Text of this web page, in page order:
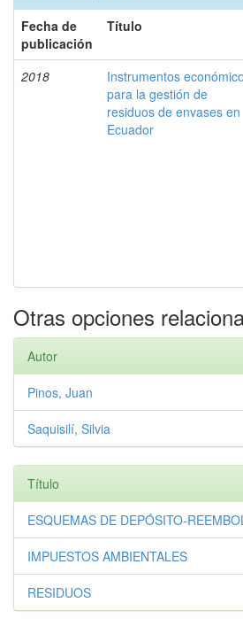
Fecha de
publicación
Título
2018
Instrumentos
para la gestión de
residuos de envases en
Ecuador
Otras opciones
Autor
Pinos, Juan
Saquisilí, Silvia
Título
ESQUEMAS DE DEPÓSITO-
IMPUESTOS AMBIENTALES
RESIDUOS